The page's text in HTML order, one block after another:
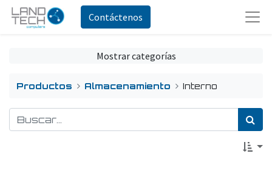
Contáctenos
Mostrar categorías
Productos Almacenamiento Interno